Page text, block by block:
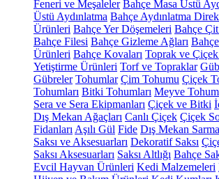
Feneri ve Meşaleler Bahçe Masa Üstü
Üstü Aydınlatma Bahçe Aydınlatma
Ürünleri Bahçe Yer Döşemeleri Bahçe
Bahçe Filesi Bahçe Gizleme Ağları
Ürünleri Bahçe Kovaları Toprak ve Çiçek
Yetiştirme Ürünleri Torf ve Topraklar
Gübreler Tohumlar Çim Tohumu Çiçek
Tohumları Bitki Tohumları Meyve
Sera ve Sera Ekipmanları Çiçek ve Bitki
Dış Mekan Ağaçları Canlı Çiçek Çiçek
Fidanları Aşılı Gül Fide Dış Mekan
Saksı ve Aksesuarları Dekoratif Saksı
Saksı Aksesuarları Saksı Altlığı Bahçe
Evcil Hayvan Ürünleri Kedi Malzemeleri